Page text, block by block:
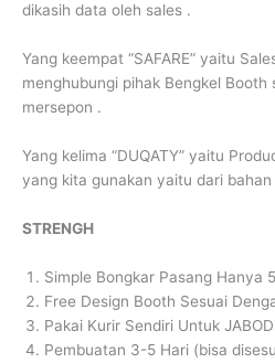
dikasih data oleh sales .
Yang keempat “SAFARE” yaitu
menghubungi pihak Bengkel
mersepon .
Yang kelima “DUQATY” yaitu
yang kita gunakan yaitu dari
STRENGH
Simple Bongkar Pasang Hanya
Free Design Booth Sesuai
Pakai Kurir Sendiri Untuk
Pembuatan 3-5 Hari (bisa